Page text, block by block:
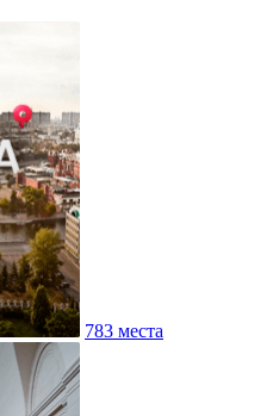
783 места